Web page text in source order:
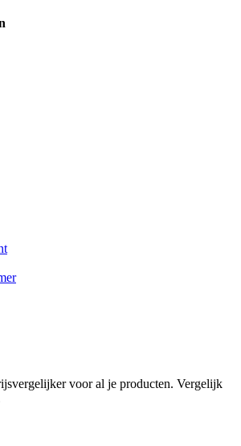
voor al je producten. Vergelijk